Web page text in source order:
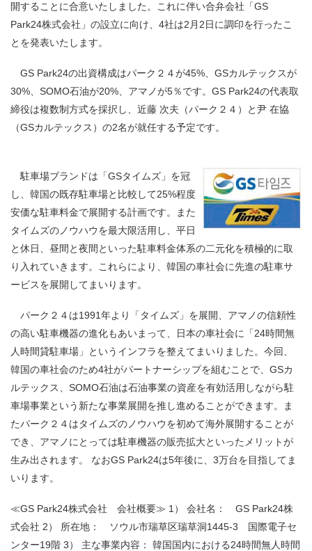
開することに合意いたしました。これに伴い合弁会社「GS
Park24株式会社」の設立に向け、4社は2月2日に調印を行ったこ
とを発表いたします。
GS Park24の出資構成はパーク２４が45%、GSカルテックスが
30%、SOMO石油が20%、アマノが5％です。GS Park24の代表取
締役は複数制方式を採択し、近藤 次夫（パーク２４）と尹 在協
（GSカルテックス）の2名が就任する予定です。
駐車場ブランドは「GSタイムズ」を冠
し、韓国の既存駐車場と比較して25%程度
安価な駐車料金で展開する計画です。また
タイムズのノウハウを最大限活用し、平日
と休日、昼間と夜間といった駐車料金体系の二元化を積極的に取
り入れていきます。これらにより、韓国の車社会に先進の駐車サ
ービスを展開してまいります。
パーク２４は1991年より「タイムズ」を展開、アマノの信頼性
の高い駐車機器の進化もあいまって、日本の車社会に「24時間無
人時間貸駐車場」というインフラを整えてまいりました。今回、
韓国の車社会のため4社がパートナーシップを組むことで、GSカ
ルテックス、SOMO石油は石油事業の資産を有効活用しながら駐
車場事業という新たな事業展開を推し進めることができます。ま
たパーク２４はタイムズのノウハウを初めて海外展開することが
でき、アマノにとっては駐車機器の販売拡大といったメリットが
生み出されます。 なおGS Park24は5年後に、3万台を目指してま
いります。
≪GS Park24株式会社 会社概要≫ 1） 会社名： GS Park24株
式会社 2） 所在地： ソウル市瑞草区瑞草洞1445-3 国際電子セ
ンター19階 3） 主な事業内容： 韓国国内における24時間無人時間